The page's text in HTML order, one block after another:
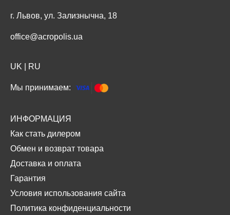
г. Львов, ул. Зализнычна, 18
office@acropolis.ua
UK RU
Мы принимаем:
ИНФОРМАЦИЯ
Как стать дилером
Обмен и возврат товара
Доставка и оплата
Гарантия
Условия использования сайта
Политика конфиденциальности